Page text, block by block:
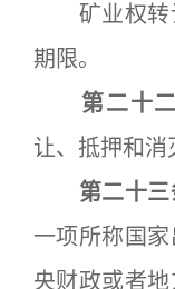
矿业权转
期限。
第二十
让、抵押和消
第二十
一项所称国
央财政或者